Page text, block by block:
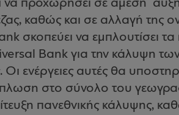
να προχωρήσει σε άμεση
καθώς και σε αλλαγή της
σκοπεύει να εμπλουτίσει
Bank για την κάλυψη
ενέργειες αυτές θα
στο σύνολο του
πανεθνικής κάλυψης,